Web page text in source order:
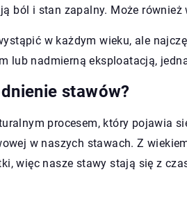
ból i stan zapalny. Może
w każdym wieku, ale
lub nadmierną eksploatacją,
stawów?
procesem, który pojawia
w naszych stawach. Z
więc nasze stawy stają się z